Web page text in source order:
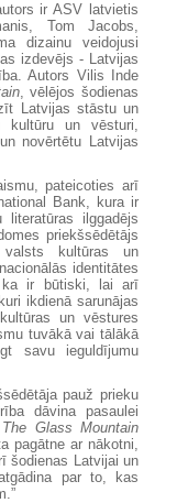
ir ASV latvietis
Tom Jacobs,
dizainu veidojusi
izdevējs - Latvijas
Autors Vilis Inde
, vēlējos šodienas
Latvijas stāstu un
kultūru un vēsturi,
novērtētu Latvijas
pateicoties arī
Bank, kura ir
ilggadējs
priekšsēdētājs
valsts kultūras un
identitātes
ka ir būtiski, lai arī
ikdienā sarunājas
un vēstures
tuvākā vai tālākā
savu ieguldījumu
pauž prieku
dāvina pasaulei
The Glass Mountain
pagātne ar nākotni,
šodienas Latvijai un
par to, kas